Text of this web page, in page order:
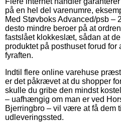
på en hel del varenumre,
Med Støvboks Advanced/psb –
desto mindre beroer på at
fastslået klokkeslæt, sådan at
produktet på posthuset forud for
fyraften.
Indtil flere online varehuse
er det påkrævet at du shopper
skulle du gribe den mindst
– uafhængig om man er ved
Bjerringbro – vil være at få dem
udleveringssted.